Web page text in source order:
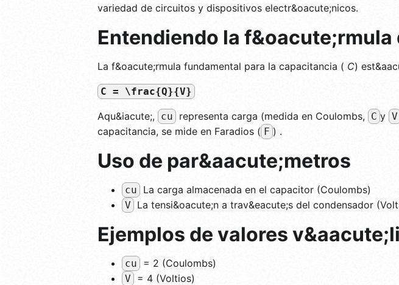
variedad de circuitos y dispositivos electr&oacute;nicos.
Entendiendo la
La f&oacute;rmula fundamental para la capacitancia ( C)
C = \frac{Q}{V}
Aqu&iacute;, cu representa carga (medida en Coulombs, C y V
capacitancia, se mide en Faradios ( F ) .
Uso de par&aacute;metros
cu La carga almacenada en el capacitor (Coulombs)
V La tensi&oacute;n a trav&eacute;s del condensador
Ejemplos de valores
cu = 2 (Coulombs)
V = 4 (Voltios)